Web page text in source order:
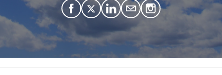
F
e
T
t
L
i
k
M
a
i
l